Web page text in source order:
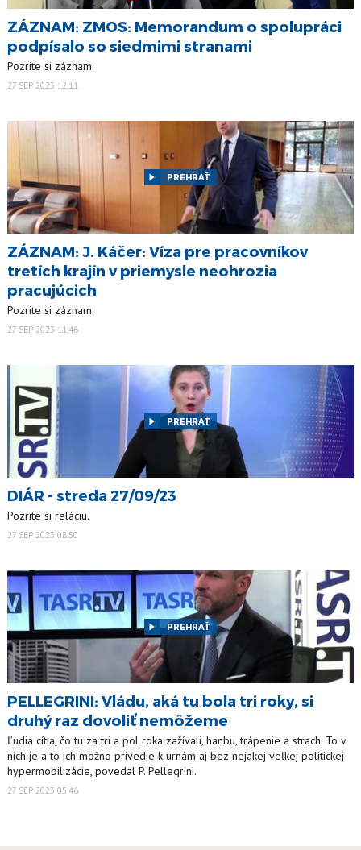
ZÁZNAM: ZMOS: Memorandum o spolupráci
podpísalo so siedmimi stranami
Pozrite si záznam.
27 SEP 2023 12:11
PREHRAŤ
ZÁZNAM: J. Káčer: Víza pre pracovníkov
tretích krajín v priemysle neohrozia
pracujúcich
Pozrite si záznam.
27 SEP 2023 11:46
PREHRAŤ
DIÁR - streda 27/09/23
Pozrite si reláciu.
27 SEP 2023 08:50
PREHRAŤ
PELLEGRINI: Vládu, aká tu bola tri roky, si
druhý raz dovoliť nemôžeme
Ľudia cítia, čo tu za tri a pol roka zažívali, hanbu, trápenie a strach. To v
nich je a to ich možno privedie k urnám aj bez nejakej veľkej politickej
hypermobilizácie, povedal P. Pellegrini.
27 SEP 2023 05:46